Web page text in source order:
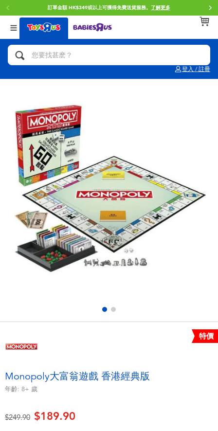
訂單金額 HK$349或以上可獲得免費送貨服務。 了解更多
登入 / 註冊
返回
分類目錄
人氣英雄,角色扮演,射擊玩具
拼砌組合及樂高LEGO
玩具車,貨車,火車及遙控系列
手工藝,文具,蠟筆,泥膠,畫板
娃娃, 芭比,收藏公仔
電子玩具
遊戲及拼圖系列
毛毛公仔玩具
夏日用品
返回
品牌
Brunch Brother 早午餐兄弟
Spider-Man蜘蛛俠
Mini Brands
Play-Doh培樂多
Pokemon寶可夢
playpop
LEGO樂高
返回
年齢
0~2歳
5~7歳
8~11歳
12~14歳
14歳以上
特價
Monopoly大富翁遊戲 香港經典版
年齡: 8+ 歲
價格從
$249.90至$189.90